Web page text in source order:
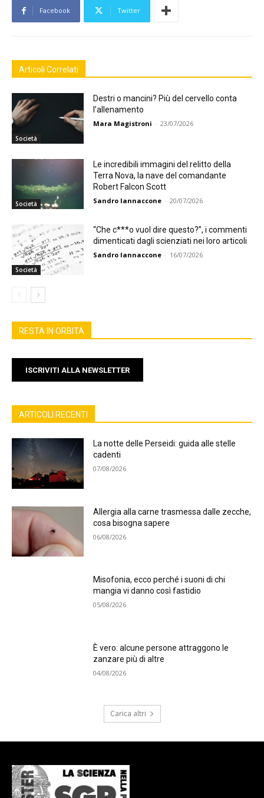
Facebook Twitter
Articoli Correlati
Società
Destri o mancini? Più del cervello conta
l’allenamento
Mara Magistroni - 23/07/2026
Società
Le incredibili immagini del relitto della
Terra Nova, la nave del comandante
Robert Falcon Scott
Sandro Iannaccone - 20/07/2026
Società
“Che c***o vuol dire questo?”, i commenti
dimenticati dagli scienziati nei loro articoli
Sandro Iannaccone - 16/07/2026
RESTA IN ORBITA
ISCRIVITI ALLA NEWSLETTER
ARTICOLI RECENTI
La notte delle Perseidi: guida alle stelle
cadenti
07/08/2026
Allergia alla carne trasmessa dalle zecche,
cosa bisogna sapere
06/08/2026
Misofonia, ecco perché i suoni di chi
mangia vi danno così fastidio
05/08/2026
È vero: alcune persone attraggono le
zanzare più di altre
04/08/2026
Carica altri